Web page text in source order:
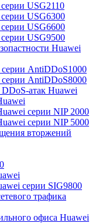
USG2110
USG6300
USG6600
USG9500
Huawei
AntiDDoS1000
AntiDDoS8000
атак Huawei
серии NIP 2000
серии NIP 5000
вторжений
серии SIG9800
трафика
офиса Huawei